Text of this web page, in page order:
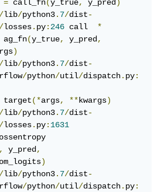
= call_fn(y_true, y_pred)
/lib/python3.7/dist-
/losses.py:246 call *
ag_fn(y_true, y_pred,
)
/lib/python3.7/dist-
/python/util/dispatch.py:
target(*args, **kwargs)
/lib/python3.7/dist-
/losses.py:1631
, y_pred,
)
/lib/python3.7/dist-
/python/util/dispatch.py: